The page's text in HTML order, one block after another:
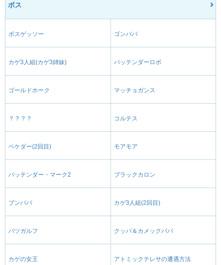
ボス
ボスゲッソー ゴンババ
カゲ3人組(カゲ3姉妹) バッテンダーロボ
ゴールドホーク マッチョガンス
？？？？ コルテス
ペケダー(2回目) モアモア
バッテンダー・マーク2 ブラックカロン
ブンババ カゲ3人組(2回目)
バツガルフ クッパ＆カメックババ
カゲの女王 アトミックテレサの遭遇方法